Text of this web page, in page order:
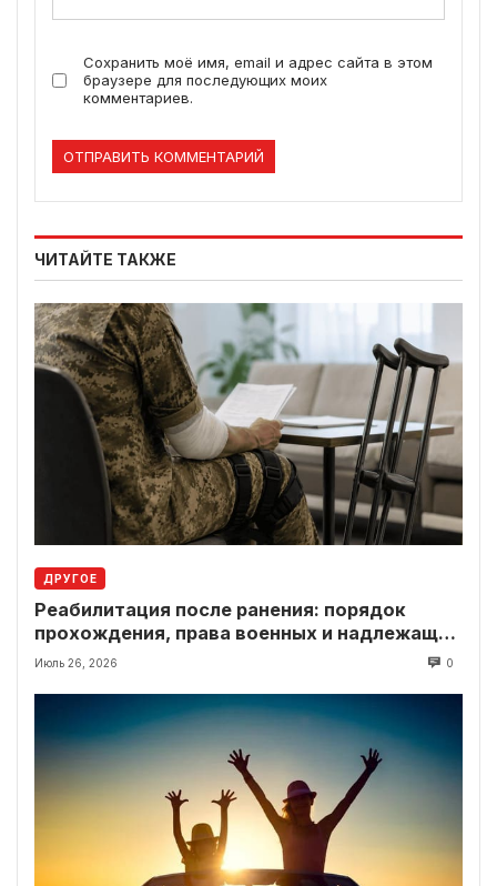
Сохранить моё имя, email и адрес сайта в этом
браузере для последующих моих
комментариев.
ЧИТАЙТЕ ТАКЖЕ
ДРУГОЕ
Реабилитация после ранения: порядок
прохождения, права военных и надлежащие
выплаты
Июль 26, 2026 0